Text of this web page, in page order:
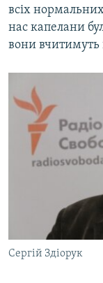
всіх
нас капелани
вони вчитимуть
Сергій Здіорук